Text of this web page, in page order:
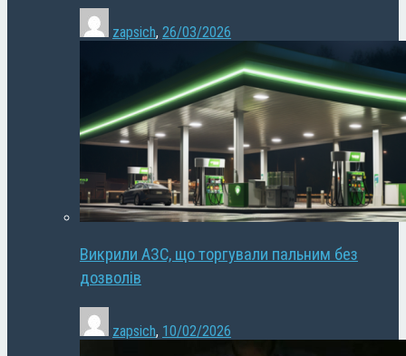
zapsich, 26/03/2026
Викрили АЗС, що торгували пальним без
дозволів
zapsich, 10/02/2026